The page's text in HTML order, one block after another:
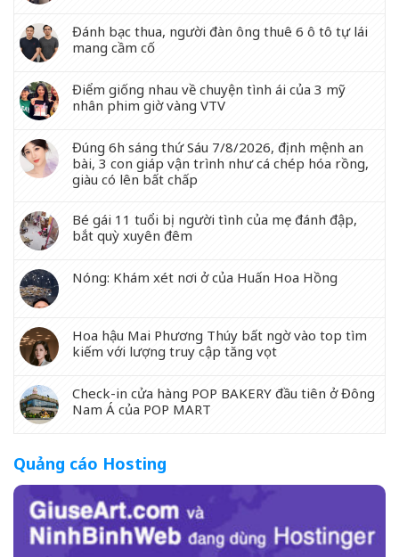
Đánh bạc thua, người đàn ông thuê 6 ô tô tự lái
mang cầm cố
Điểm giống nhau về chuyện tình ái của 3 mỹ
nhân phim giờ vàng VTV
Đúng 6h sáng thứ Sáu 7/8/2026, định mệnh an
bài, 3 con giáp vận trình như cá chép hóa rồng,
giàu có lên bất chấp
Bé gái 11 tuổi bị người tình của mẹ đánh đập,
bắt quỳ xuyên đêm
Nóng: Khám xét nơi ở của Huấn Hoa Hồng
Hoa hậu Mai Phương Thúy bất ngờ vào top tìm
kiếm với lượng truy cập tăng vọt
Check-in cửa hàng POP BAKERY đầu tiên ở Đông
Nam Á của POP MART
Quảng cáo Hosting